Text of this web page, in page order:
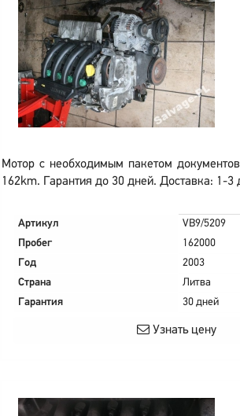
Мотор с необходимым пакетом
162km. Гарантия до 30 дней. Доставка: 1-3
Артикул
VB9/5209
Пробег
162000
Год
2003
Страна
Литва
Гарантия
30 дней
Узнать цену